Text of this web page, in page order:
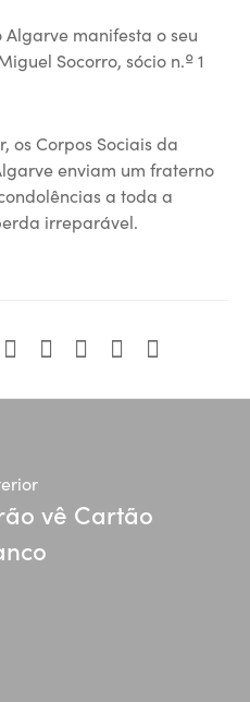
manifesta o seu
Socorro, sócio n.º 1
os Corpos Sociais da
enviam um fraterno
a toda a
irreparável.
vê Cartão